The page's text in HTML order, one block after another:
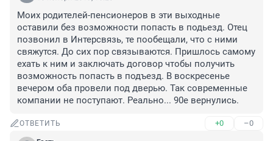
Моих родителей-пенсионеров в эти выходные
оставили без возможности попасть в подьезд. Отец
позвонил в Интерсвязь, те пообещали, что с ними
свяжутся. До сих пор связываются. Пришлось самому
ехать к ним и заключать договор чтобы получить
возможность попасть в подъезд. В воскресенье
вечером оба провели под дверью. Так современные
компании не поступают. Реально... 90е вернулись.
ОТВЕТИТЬ +0 –0